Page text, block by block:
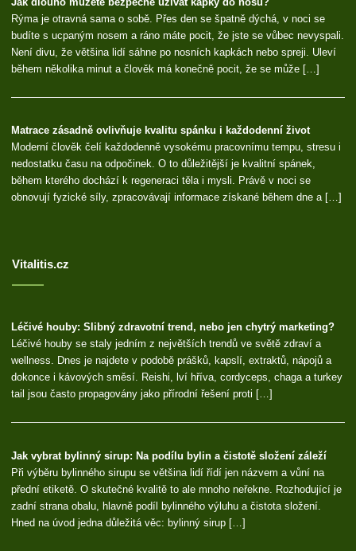
Rýma je otravná sama o sobě. Přes den se špatně dýchá, v noci se
budíte s ucpaným nosem a ráno máte pocit, že jste se vůbec nevyspali.
Není divu, že většina lidí sáhne po nosních kapkách nebo spreji. Uleví
během několika minut a člověk má konečně pocit, že se může […]
Matrace zásadně ovlivňuje kvalitu spánku i každodenní život
Moderní člověk čelí každodenně vysokému pracovnímu tempu, stresu i
nedostatku času na odpočinek. O to důležitější je kvalitní spánek,
během kterého dochází k regeneraci těla i mysli. Právě v noci se
obnovují fyzické síly, zpracovávají informace získané během dne a […]
Vitalitis.cz
Léčivé houby: Slibný zdravotní trend, nebo jen chytrý marketing?
Léčivé houby se staly jedním z největších trendů ve světě zdraví a
wellness. Dnes je najdete v podobě prášků, kapslí, extraktů, nápojů a
dokonce i kávových směsí. Reishi, lví hříva, cordyceps, chaga a turkey
tail jsou často propagovány jako přírodní řešení proti […]
Jak vybrat bylinný sirup: Na podílu bylin a čistotě složení záleží
Při výběru bylinného sirupu se většina lidí řídí jen názvem a vůní na
přední etiketě. O skutečné kvalitě to ale mnoho neřekne. Rozhodující je
zadní strana obalu, hlavně podíl bylinného výluhu a čistota složení.
Hned na úvod jedna důležitá věc: bylinný sirup […]